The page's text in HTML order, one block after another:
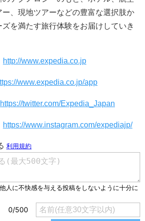
、現地ツアーなどの豊富な選択肢か
を満たす旅行体験をお届けしていき
http://www.expedia.co.jp
www.expedia.co.jp/app
https://twitter.com/Expedia_Japan
https://www.instagram.com/expediajp/